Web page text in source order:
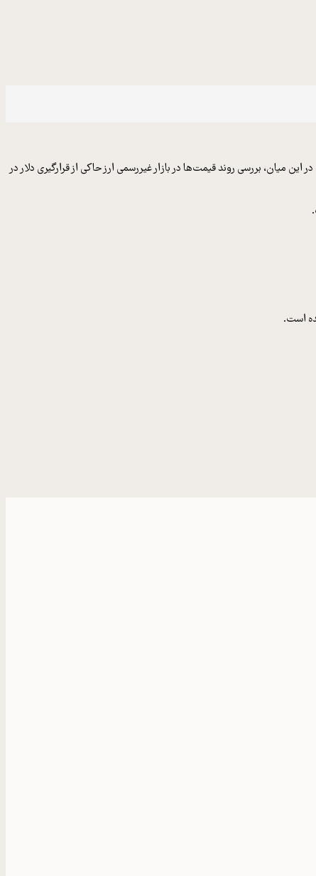
با ۷۱ هزار و ۹۳۲ تومان است. حواله دلار در مرکز مبادله ارزی برابر با ۶۹ هزار و ۲۰۹ تومان اعلام شده است. در این میان، بررسی روند قیمت‌ها در بازار غیررسمی ارز حاکی از قرارگیری دلار در